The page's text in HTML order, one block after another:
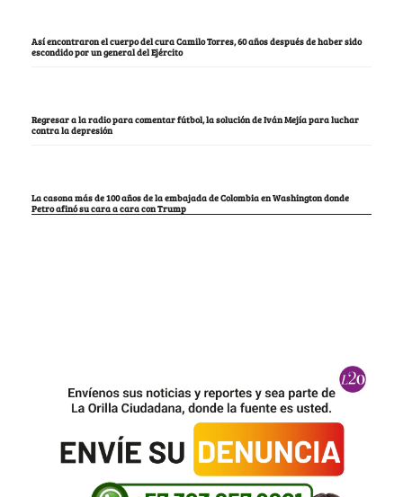
Así encontraron el cuerpo del cura Camilo Torres, 60 años después de haber sido
escondido por un general del Ejército
Regresar a la radio para comentar fútbol, la solución de Iván Mejía para luchar
contra la depresión
La casona más de 100 años de la embajada de Colombia en Washington donde
Petro afinó su cara a cara con Trump